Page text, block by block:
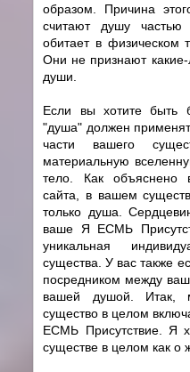
образом. Причина
считают душу частью
обитает в физическом
Они не признают
души.
Если вы хотите быть
"душа" должен
части вашего
материальную
тело. Как объяснено
сайта, в вашем
только душа.
ваше Я ЕСМЬ
уникальная
существа. У вас также
посредником между
вашей душой. Итак,
существо в целом
ЕСМЬ Присутствие. Я
существе в целом как о